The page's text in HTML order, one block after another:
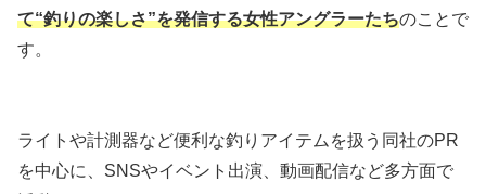
て“釣りの楽しさ”を発信する女性アングラーたちのことで
す。
ライトや計測器など便利な釣りアイテムを扱う同社のPR
を中心に、SNSやイベント出演、動画配信など多方面で